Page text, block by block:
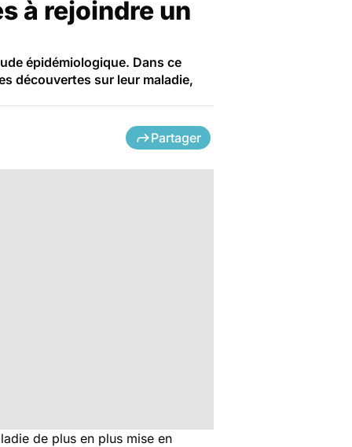
à rejoindre un
épidémiologique. Dans ce
découvertes sur leur maladie,
Partager
de plus en plus mise en